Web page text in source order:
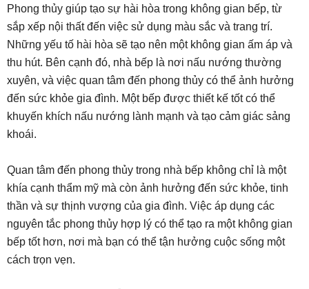
Phong thủy giúp tạo sự hài hòa trong không gian bếp, từ
sắp xếp nội thất đến việc sử dụng màu sắc và trang trí.
Những yếu tố hài hòa sẽ tạo nên một không gian ấm áp và
thu hút. Bên cạnh đó, nhà bếp là nơi nấu nướng thường
xuyên, và việc quan tâm đến phong thủy có thể ảnh hưởng
đến sức khỏe gia đình. Một bếp được thiết kế tốt có thể
khuyến khích nấu nướng lành mạnh và tạo cảm giác sảng
khoái.
Quan tâm đến phong thủy trong nhà bếp không chỉ là một
khía cạnh thẩm mỹ mà còn ảnh hưởng đến sức khỏe, tinh
thần và sự thịnh vượng của gia đình. Việc áp dụng các
nguyên tắc phong thủy hợp lý có thể tạo ra một không gian
bếp tốt hơn, nơi mà bạn có thể tận hưởng cuộc sống một
cách trọn vẹn.